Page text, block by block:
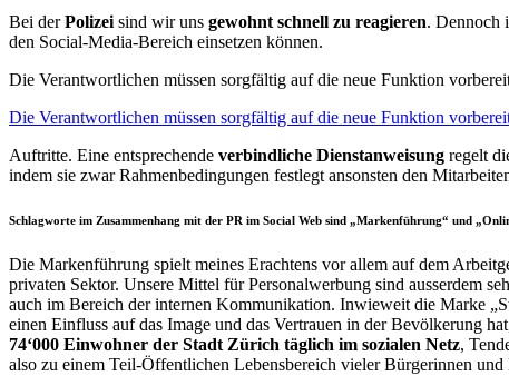
Bei derPolizei sind wir uns gewohnt schnell zu reagieren. Dennoch
den Social-Media-Bereich einsetzen können.
Die Verantwortlichen müssen sorgfältig auf die neue Funktion
Die Verantwortlichen müssen sorgfältig auf die neue Funktion
Auftritte. Eine entsprechende verbindliche Dienstanweisung regelt
indem sie zwar Rahmenbedingungen festlegt ansonsten den
Schlagworte im Zusammenhang mit der PR im Social Web sind „Markenführung“ und
Die Markenführung spielt meines Erachtens vor allem auf dem
privaten Sektor. Unsere Mittel für Personalwerbung sind ausserdem
auch im Bereich der internen Kommunikation. Inwieweit die Marke
einen Einfluss auf das Image und das Vertrauen in der Bevölkerung
74‘000 Einwohner der Stadt Zürich täglich im sozialen Netz,
also zu einem Teil-Öffentlichen Lebensbereich vieler Bürgerinnen